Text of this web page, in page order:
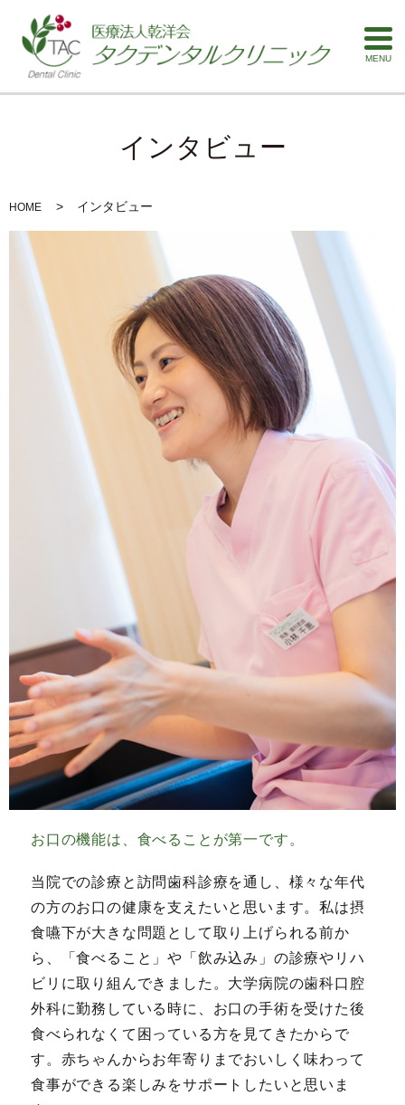
MENU
インタビュー
HOME インタビュー
お口の機能は、食べることが第一です。
当院での診療と訪問歯科診療を通し、様々な年代
の方のお口の健康を支えたいと思います。私は摂
食嚥下が大きな問題として取り上げられる前か
ら、「食べること」や「飲み込み」の診療やリハ
ビリに取り組んできました。大学病院の歯科口腔
外科に勤務している時に、お口の手術を受けた後
食べられなくて困っている方を見てきたからで
す。赤ちゃんからお年寄りまでおいしく味わって
食事ができる楽しみをサポートしたいと思いま